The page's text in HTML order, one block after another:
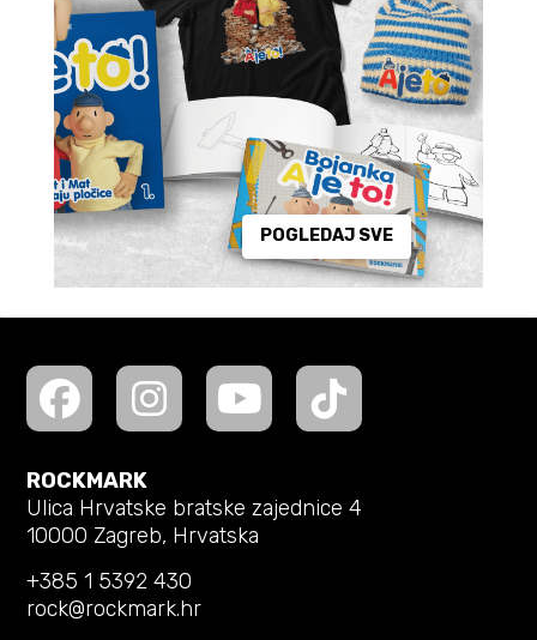
POGLEDAJ SVE
ROCKMARK
Ulica Hrvatske bratske zajednice 4
10000 Zagreb, Hrvatska
+385 1 5392 430
rock@rockmark.hr